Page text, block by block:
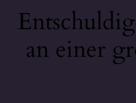
an einer